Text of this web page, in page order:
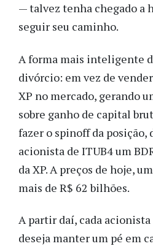
— talvez tenha chegado a
seguir seu caminho.
A forma mais inteligente
divórcio: em vez de
XP no mercado, gerando
sobre ganho de capital
fazer o spinoff da posição,
acionista de ITUB4 um
da XP. A preços de hoje,
mais de R$ 62 bilhões.
A partir daí, cada
deseja manter um pé em